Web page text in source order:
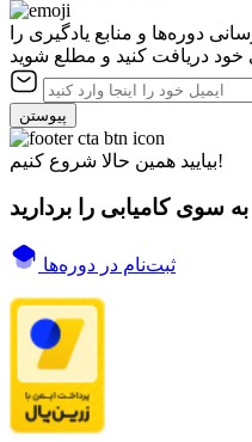
دوره‌ها و منابع یادگیری را
دریافت کنید و مطلع شوید
پیوستن
بیایید همین حالا شروع کنیم!
ثبت‌نام در دوره‌ها